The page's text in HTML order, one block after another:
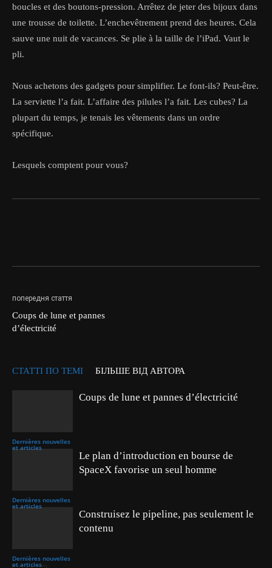
boucles et des boutons-pression. Arrêtez de jeter des bijoux dans
une trousse de toilette. L’enchevêtrement prend des heures. Cela
sauve une nuit de vacances. Se plie à la taille de l’iPad. Vaut le
pli.
Nous achetons des gadgets pour simplifier. Le font-ils? Peut-être.
La serviette l’a fait. L’affaire des pilules l’a fait. Les cubes? La
plupart du temps, je tenais les vêtements dans un ordre
spécifique.
Lesquels comptent pour vous?
попередня стаття
Coups de lune et pannes
d’électricité
СТАТТІ ПО ТЕМІ БІЛЬШЕ ВІД АВТОРА
Dernières nouvelles
et articles
Coups de lune et pannes d’électricité
Dernières nouvelles
et articles
Le plan d’introduction en bourse de
SpaceX favorise un seul homme
Dernières nouvelles
et articles
Construisez le pipeline, pas seulement le
contenu